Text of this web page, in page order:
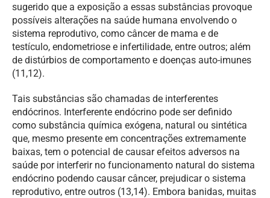
sugerido que a exposição a essas substâncias provoque
possíveis alterações na saúde humana envolvendo o
sistema reprodutivo, como câncer de mama e de
testículo, endometriose e infertilidade, entre outros; além
de distúrbios de comportamento e doenças auto-imunes
(11,12).
Tais substâncias são chamadas de interferentes
endócrinos. Interferente endócrino pode ser definido
como substância química exógena, natural ou sintética
que, mesmo presente em concentrações extremamente
baixas, tem o potencial de causar efeitos adversos na
saúde por interferir no funcionamento natural do sistema
endócrino podendo causar câncer, prejudicar o sistema
reprodutivo, entre outros (13,14). Embora banidas, muitas